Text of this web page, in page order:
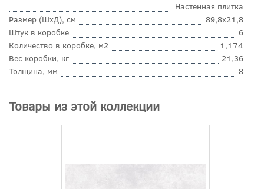
Настенная плитка
Размер (ШхД), см
89,8x21,8
Штук в коробке
6
Количество в коробке, м2
1,174
Вес коробки, кг
21,36
Толщина, мм
8
Товары из этой коллекции